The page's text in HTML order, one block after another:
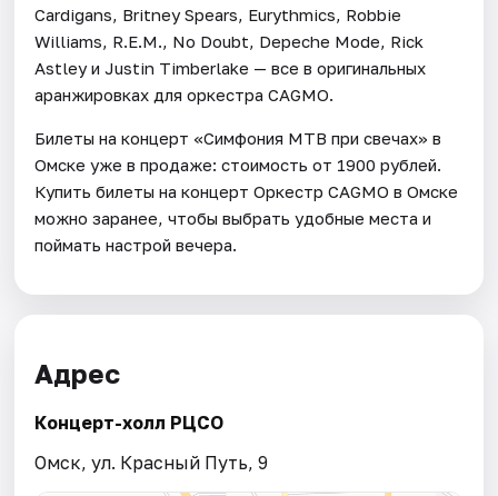
Cardigans, Britney Spears, Eurythmics, Robbie
Williams, R.E.M., No Doubt, Depeche Mode, Rick
Astley и Justin Timberlake — все в оригинальных
аранжировках для оркестра CAGMO.
Билеты на концерт «Симфония МТВ при свечах» в
Омске уже в продаже: стоимость от 1900 рублей.
Купить билеты на концерт Оркестр CAGMO в Омске
можно заранее, чтобы выбрать удобные места и
поймать настрой вечера.
Адрес
Концерт-холл РЦСО
Омск, ул. Красный Путь, 9